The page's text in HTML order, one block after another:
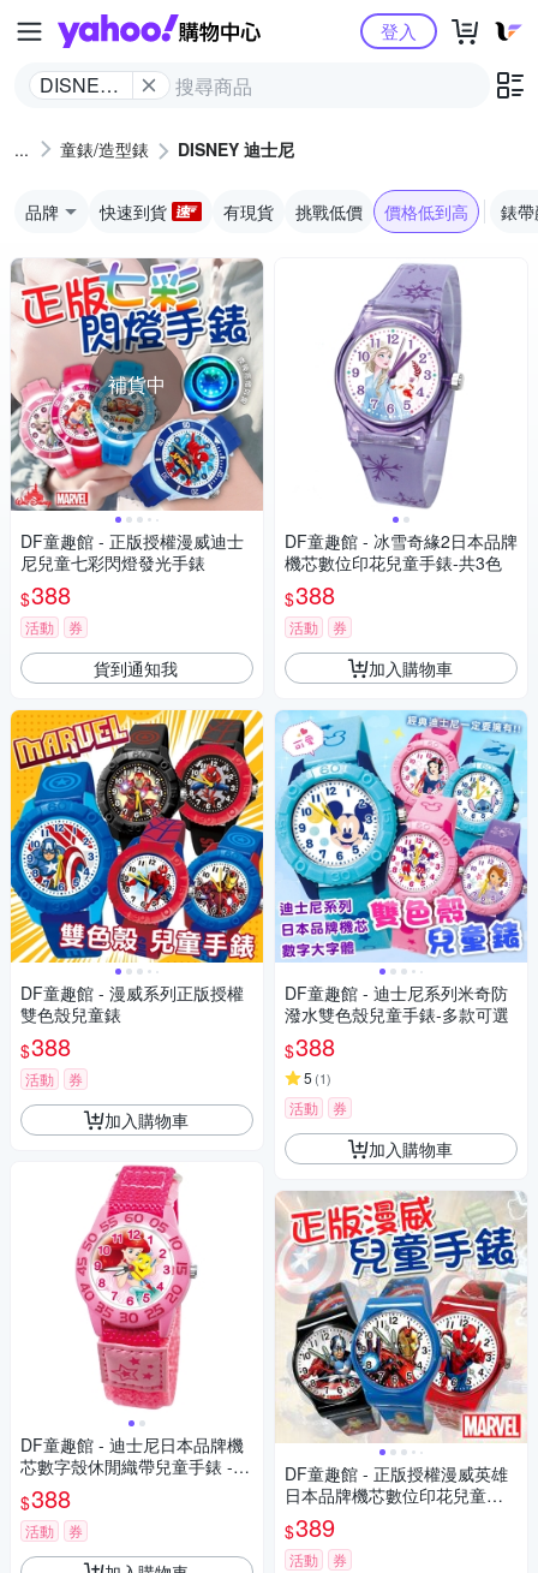
Yahoo購物中心
DISNEY
登入
童錶/造型錶 DISNEY 迪士尼
品牌 快速到貨 有現貨 挑戰低價 價格低到高 錶
補貨中
DF童趣館 - 正版授權漫威迪士
尼兒童七彩閃燈發光手錶
$388
活動 券
貨到通知我
DF童趣館 - 漫威系列正版授權
雙色殼兒童錶
$388
活動 券
加入購物車
DF童趣館 - 迪士尼日本品牌機
芯數字殼休閒織帶兒童手錶 -
多款可選
$388
活動 券
DF童趣館 - 冰雪奇緣2日本品牌
機芯數位印花兒童手錶-共3色
$388
活動 券
加入購物車
DF童趣館 - 迪士尼系列米奇防
潑水雙色殼兒童手錶-多款可選
$388
5 (1)
活動 券
加入購物車
DF童趣館 - 正版授權漫威英雄
日本品牌機芯數位印花兒童手
錶
$389
活動 券